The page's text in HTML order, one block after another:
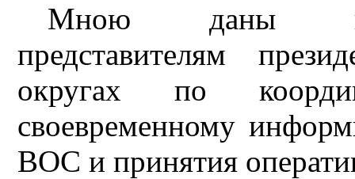
Мною даны
представителям
округах по
своевременному
ВОС и принятия